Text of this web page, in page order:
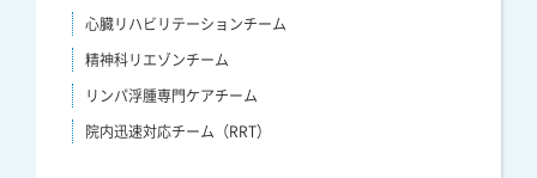
心臓リハビリテーションチーム
精神科リエゾンチーム
リンパ浮腫専門ケアチーム
院内迅速対応チーム（RRT）